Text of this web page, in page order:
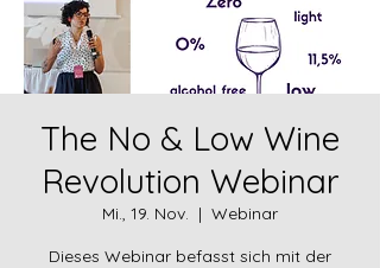
The No & Low Wine
Revolution Webinar
Mi., 19. Nov.
  |
Webinar
Dieses Webinar befasst sich mit der